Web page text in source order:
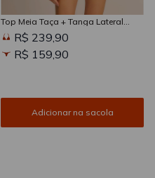
Top Meia Taça + Tanga Lateral
Larga Estampada Sun Kissed
R$ 239,90
R$ 159,90
Adicionar na sacola